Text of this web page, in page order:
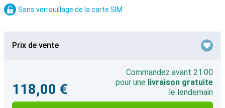
Sans verrouillage de la carte SIM
Prix de vente
118,00 €
Commandez avant 21:00
pour une livraison gratuite
le lendemain